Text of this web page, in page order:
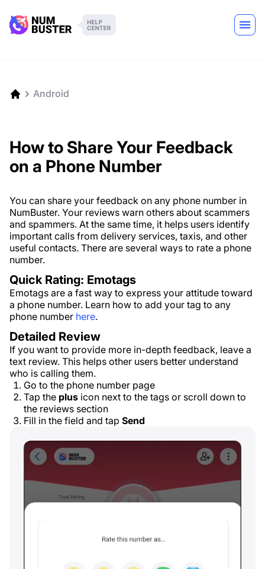
Android
How to Share Your Feedback
on a Phone Number
You can share your feedback on any phone number in
NumBuster. Your reviews warn others about scammers
and spammers. At the same time, it helps users identify
important calls from delivery services, taxis, and other
useful contacts. There are several ways to rate a phone
number.
Quick Rating: Emotags
Emotags are a fast way to express your attitude toward
a phone number. Learn how to add your tag to any
phone number here.
Detailed Review
If you want to provide more in-depth feedback, leave a
text review. This helps other users better understand
who is calling them.
Go to the phone number page
Tap the plus icon next to the tags or scroll down to
the reviews section
Fill in the field and tap Send